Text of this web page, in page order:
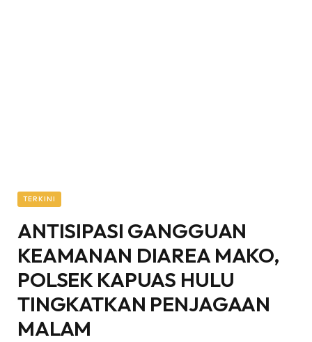
TERKINI
ANTISIPASI GANGGUAN
KEAMANAN DIAREA MAKO,
POLSEK KAPUAS HULU
TINGKATKAN PENJAGAAN
MALAM